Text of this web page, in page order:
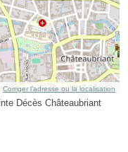
Corriger l’adresse ou la localisation
Décès Châteaubriant